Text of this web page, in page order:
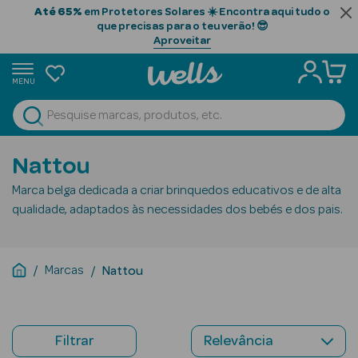
Até 65% em Protetores Solares ☀️ Encontra aqui tudo o
que precisas para o teu verão! 😎
Aproveitar
MENU
Ver Tudo
Beauty Season
Cabelo
Cosmética
Cosmética
Nattou
Marca belga dedicada a criar brinquedos educativos e de alta
qualidade, adaptados às necessidades dos bebés e dos pais.
Marcas Nattou
Filtrar